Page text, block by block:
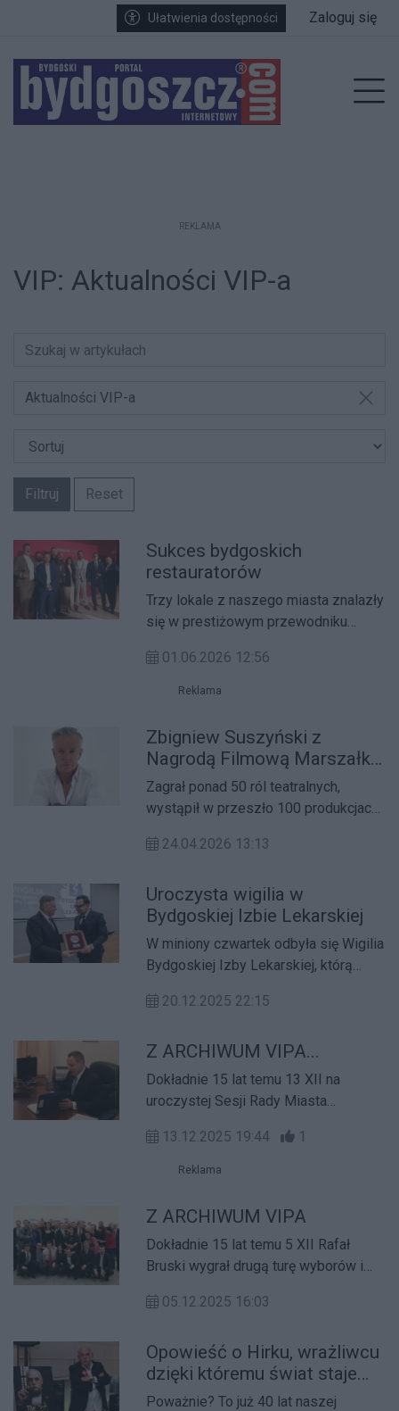
Przejdź do głównych treści
Przejdź do wyszukiwarki
Przejdź do głównego menuUłatwienia dostępności Zaloguj się
REKLAMA
VIP: Aktualności VIP-a
Aktualności VIP-a
Filtruj Reset
Sukces bydgoskich
restauratorów
Trzy lokale z naszego miasta znalazły
się w prestiżowym przewodniku
Michelin wyróżnił w tym roku trzy z
Bydgoszczy. To: Czosnek i Oliwa,
01.06.2026 12:56
Reklama
Zbigniew Suszyński z
Nagrodą Filmową Marszałka
za wybitne kreacje
dubbingowe
Zagrał ponad 50 ról teatralnych,
wystąpił w przeszło 100 produkcjach
głosu w ok. 300 realizacjach
najbardziej wszechstronnych polskich
aktorów.
24.04.2026 13:13
Uroczysta wigilia w
Bydgoskiej Izbie Lekarskiej
W miniony czwartek odbyła się Wigilia
Bydgoskiej Izby Lekarskiej, którą
Aleksandra Śremska. Podziękowała
codzienną pracę na rzecz rozwoju
samorządu lekarskiego oraz
współpracę z Bydgoską Izbą
pionierskich projektach lokalnej
20.12.2025 22:15
Z ARCHIWUM VIPA...
Dokładnie 15 lat temu 13 XII na
uroczystej Sesji Rady Miasta
po raz pierwszy Rafał Bruski.
13.12.2025 19:44 1
Reklama
Z ARCHIWUM VIPA
Dokładnie 15 lat temu 5 XII Rafał
Bruski wygrał drugą turę wyborów i
Bydgoszczy.
05.12.2025 16:03
Opowieść o Hirku, wrażliwcu
dzięki któremu świat staje
się lepszy
Poważnie? To już 40 lat naszej